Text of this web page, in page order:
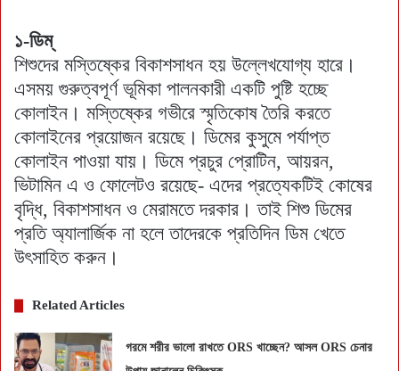
১-ডিম্
শিশুদের মস্তিষ্কের বিকাশসাধন হয় উল্লেখযোগ্য হারে।
এসময় গুরুত্বপূর্ণ ভূমিকা পালনকারী একটি পুষ্টি হচ্ছে
কোলাইন। মস্তিষ্কের গভীরে স্মৃতিকোষ তৈরি করতে
কোলাইনের প্রয়োজন রয়েছে। ডিমের কুসুমে পর্যাপ্ত
কোলাইন পাওয়া যায়। ডিমে প্রচুর প্রোটিন, আয়রন,
ভিটামিন এ ও ফোলেটও রয়েছে- এদের প্রত্যেকটিই কোষের
বৃদ্ধি, বিকাশসাধন ও মেরামতে দরকার। তাই শিশু ডিমের
প্রতি অ্যালার্জিক না হলে তাদেরকে প্রতিদিন ডিম খেতে
উৎসাহিত করুন।
Related Articles
গরমে শরীর ভালো রাখতে ORS খাচ্ছেন? আসল ORS চেনার